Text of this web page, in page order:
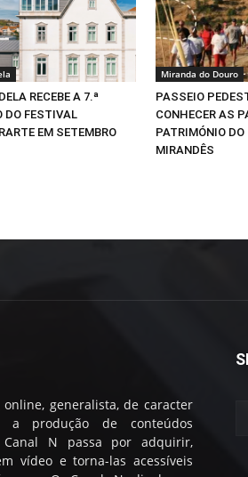
RECEBE A 7.ª
DO FESTIVAL
EM SETEMBRO
Miranda do Douro
PASSEIO
CONHECER AS
PATRIMÓNIO
MIRANDÊS
generalista, de caracter
a produção de conteúdos
N passa por adquirir,
vídeo e torna-las acessíveis